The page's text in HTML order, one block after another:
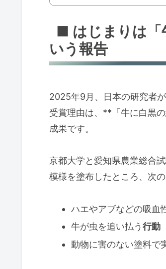
■ はじまりは「
いう報告
2025年9月、日本の研究者
受賞理由は、**「牛に白黒
成果です。
京都大学と愛知県農業総合
模様を塗布したところ、次
ハエやアブなどの吸血
牛が虫を追い払う行動
動物に害のない塗料で